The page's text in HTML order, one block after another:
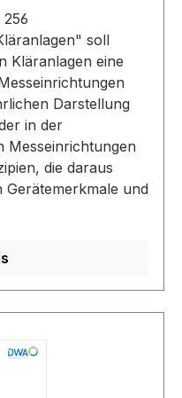
soll
Kläranlagen eine
Darstellung
in der
Messeinrichtungen
die daraus
Gerätemerkmale und
an die Geräte
DWA-M 256